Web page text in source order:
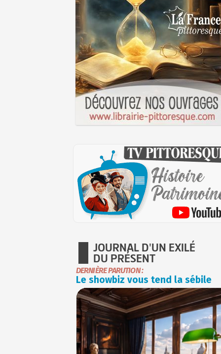
JOURNAL D'UN EXILÉ
DU PRÉSENT
DERNIÈRE PARUTION :
Le showbiz vous tend la sébile